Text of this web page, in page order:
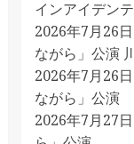
インアイデン
2026年7月26
ながら」公演
2026年7月26
ながら」公演
2026年7月27